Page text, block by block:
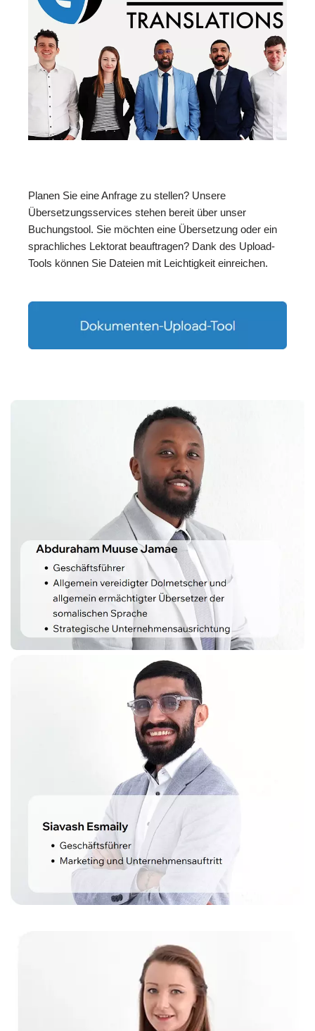
Planen Sie eine Anfrage zu stellen? Unsere
Übersetzungsservices stehen bereit über unser
Buchungstool. Sie möchten eine Übersetzung oder ein
sprachliches Lektorat beauftragen? Dank des Upload-
Tools können Sie Dateien mit Leichtigkeit einreichen.